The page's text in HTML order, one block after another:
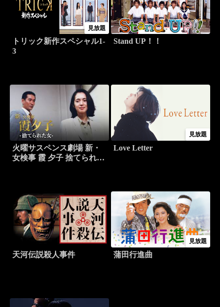
見放題
トリック新作スペシャル1-
3
Stand UP！！
火曜サスペンス劇場 新・
女検事 霞 夕子 捨てられた
見放題
Love Letter
天河伝説殺人事件
見放題
蒲田行進曲